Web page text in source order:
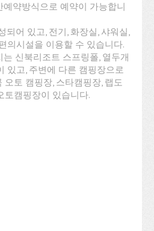
약방식으로 예약이 가능합니
되어 있고, 전기, 화장실, 샤워실,
의시설을 이용할 수 있습니다.
신북리조트 스프링폴, 열두개
있고, 주변에 다른 캠핑장으로
오토 캠핑장, 스타캠핑장, 랩도
토캠핑장이 있습니다.